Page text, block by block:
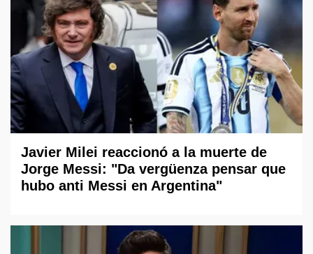
Javier Milei reaccionó a la muerte de
Jorge Messi: "Da vergüenza pensar que
hubo anti Messi en Argentina"